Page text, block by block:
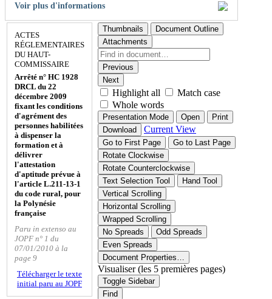
Voir plus d'informations
ACTES
RÉGLEMENTAIRES
DU HAUT-
COMMISSAIRE
Arrêté n° HC 1928
DRCL du 22
décembre 2009
fixant les conditions
d'agrément des
personnes habilitées
à dispenser la
formation et à
délivrer
l'attestation
d'aptitude prévue à
l'article L.211-13-1
du code rural, pour
la Polynésie
française
Paru in extenso au
JOPF n° 1 du
07/01/2010 à la
page 9
Télécharger le texte
initial paru au JOPF
Thumbnails
Document Outline
Attachments
Previous
Next
Highlight all
Match case
Whole words
Presentation Mode Open
Print
Download
Current View
Go to First Page
Go to Last Page
Rotate Clockwise
Rotate Counterclockwise
Text Selection Tool
Hand Tool
Vertical Scrolling
Horizontal Scrolling
Wrapped Scrolling
No Spreads
Odd Spreads
Even Spreads
Document Properties…
Visualiser (les 5 premières pages)
Toggle Sidebar
Find